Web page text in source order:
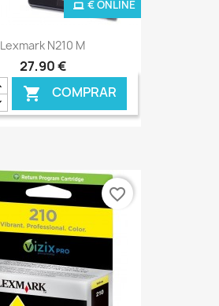
Lexmark N210 M
27,90 €
 COMPRAR
€ ONLINE
favorite_border